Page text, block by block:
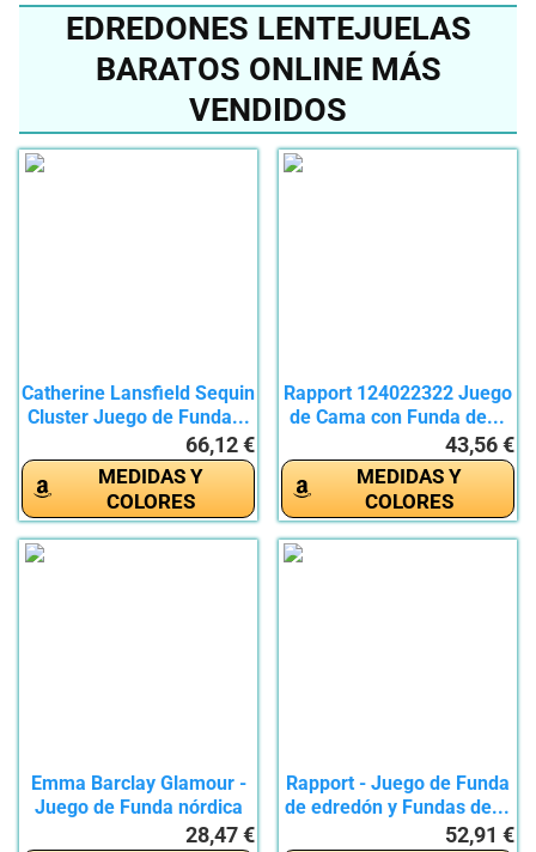
EDREDONES LENTEJUELAS
BARATOS ONLINE MÁS
VENDIDOS
Catherine Lansfield Sequin
Cluster Juego de Funda...
66,12 €
MEDIDAS Y
COLORES
Rapport 124022322 Juego
de Cama con Funda de...
43,56 €
MEDIDAS Y
COLORES
Emma Barclay Glamour -
Juego de Funda nórdica
28,47 €
Rapport - Juego de Funda
de edredón y Fundas de...
52,91 €